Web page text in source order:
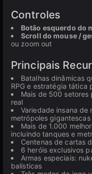
Controles
Botão esquerdo do
Scroll do mouse /
ou zoom out
Principais
Batalhas dinâmicas
RPG e estratégia tática
Mais de 500 setores
real
Variedade insana de
metrópoles gigantescas
Mais de 1.000
incluindo tanques e
Centenas de cartas
6 heróis exclusivos
Armas especiais:
balísticas